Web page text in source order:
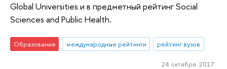
Global Universities и в предметный рейтинг Social
Sciences and Public Health.
Образование международные рейтинги рейтинг вузов
24 октября 2017